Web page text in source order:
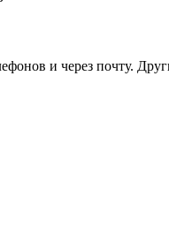
и через почту.